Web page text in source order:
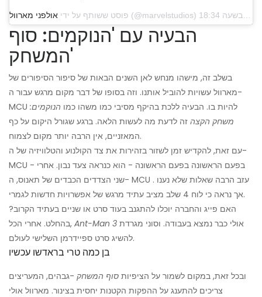
פוסט ששותף על ידי אולפני מארוול
הבעיה עם 'הנוקמים: סוף
המשחק'
בשלב זה, מישהו מנחש לאן השנים הבאות של סיפור הסיפורים של
מארוול עשויות להוביל אותנו. וזה בסופו של דבר מקום מרגש עבור ה-
MCU להיות בו. הבעיה ללכת בהיקף מסיבי כמו משהו כמו הנוקמים:
משחק הקצה זה לדעת מה לעשות הלאה. ברגע שגורל היקום על כף
המאזניים, אין הרבה יותר מקום לצמוח.
עם זאת, להקדיש זמן לשזור בזהירות את צד הקולנוע והטלוויזיה של ה-
MCU - בפעם הראשונה בפעם הראשונה - הוא כנראה צעד נבון. אחרי
שני הצדדים הכבדים של תאנוס, ה- MCU עזב הרבה שאלות שלא נענו .
אך נראה כי לוח 4 שלב מציב עתיד מרגש של אפשרויות חדשות לגמרי.
האם פייג והחברה יוכלו להתגנב בעוד סרט או שניים בעתיד הקרוב?
בהחלט. אחרי הכל, Ant-Man 3
להשיג סרט ספיידרמן השלישי לעולם.
בן כמה טרי בראדשו עכשיו
ובכל זאת, במקום לשמור על הציפיות סוף המשחק -גבהים, המעריצים
צריכים להתענג על ההפקות הקטנות יחסית בצינור. מארוול אולי